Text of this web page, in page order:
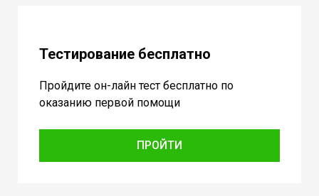
Тестирование бесплатно
Пройдите он-лайн тест бесплатно по
оказанию первой помощи
ПРОЙТИ